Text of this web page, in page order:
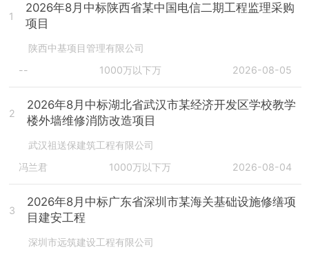
1
2026年8月中标陕西省某中国电信二期工程监理采购
项目
陕西中基项目管理有限公司
--
1000万以下万 2026-08-05
2
2026年8月中标湖北省武汉市某经济开发区学校教学
楼外墙维修消防改造项目
武汉祖送保建筑工程有限公司
冯兰君
1000万以下万 2026-08-04
3
2026年8月中标广东省深圳市某海关基础设施修缮项
目建安工程
深圳市远筑建设工程有限公司